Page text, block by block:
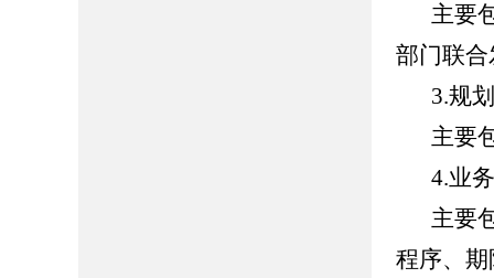
主要
部门联
3.规
主要
4.业
主要
程序、